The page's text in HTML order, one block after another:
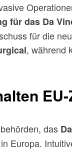
für das Da
für die
, während
das
Europa.